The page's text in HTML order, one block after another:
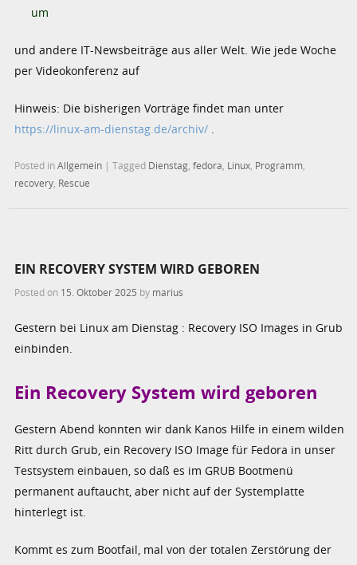
um
und andere IT-Newsbeiträge aus aller Welt. Wie jede Woche
per Videokonferenz auf
Hinweis: Die bisherigen Vorträge findet man unter
https://linux-am-dienstag.de/archiv/ .
Posted inAllgemein |Tagged Dienstag,fedora, Linux, Programm,
recovery, Rescue
EIN RECOVERY SYSTEM WIRD GEBOREN
Posted on 15. Oktober 2025 by marius
Gestern bei Linux am Dienstag : Recovery ISO Images in Grub
einbinden.
Ein Recovery System wird geboren
Gestern Abend konnten wir dank Kanos Hilfe in einem wilden
Ritt durch Grub, ein Recovery ISO Image für Fedora in unser
Testsystem einbauen, so daß es im GRUB Bootmenü
permanent auftaucht, aber nicht auf der Systemplatte
hinterlegt ist.
Kommt es zum Bootfail, mal von der totalen Zerstörung der